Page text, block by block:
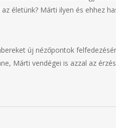
életünk? Márti ilyen és ehhez
új nézőpontok
Márti vendégei is azzal az